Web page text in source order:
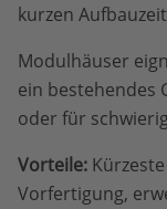
kurzen
Modulhäuser
ein bestehendes
oder für
Vorteile:
Vorfertigung,